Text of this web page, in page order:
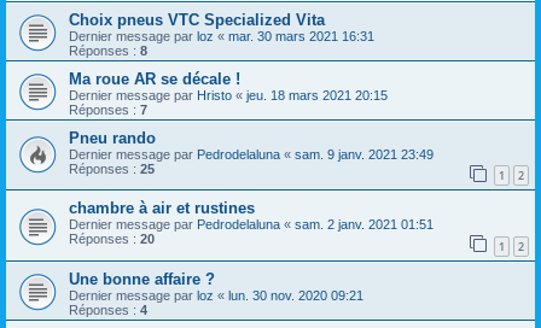
Choix pneus VTC Specialized Vita
Dernier message par loz « mar. 30 mars 2021 16:31
Réponses : 8
Ma roue AR se décale !
Dernier message par Hristo « jeu. 18 mars 2021 20:15
Réponses : 7
Pneu rando
Dernier message par Pedrodelaluna « sam. 9 janv. 2021 23:49
Réponses : 25 1 2
chambre à air et rustines
Dernier message par Pedrodelaluna « sam. 2 janv. 2021 01:51
Réponses : 20 1 2
Une bonne affaire ?
Dernier message par loz « lun. 30 nov. 2020 09:21
Réponses : 4